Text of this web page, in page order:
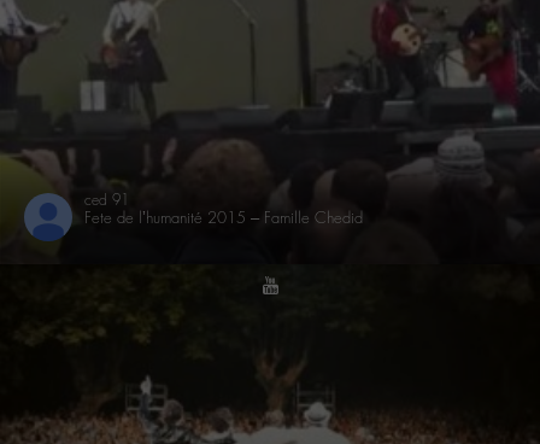
ced 91
Fete de l’humanité 2015 – Famille Chedid
youtube